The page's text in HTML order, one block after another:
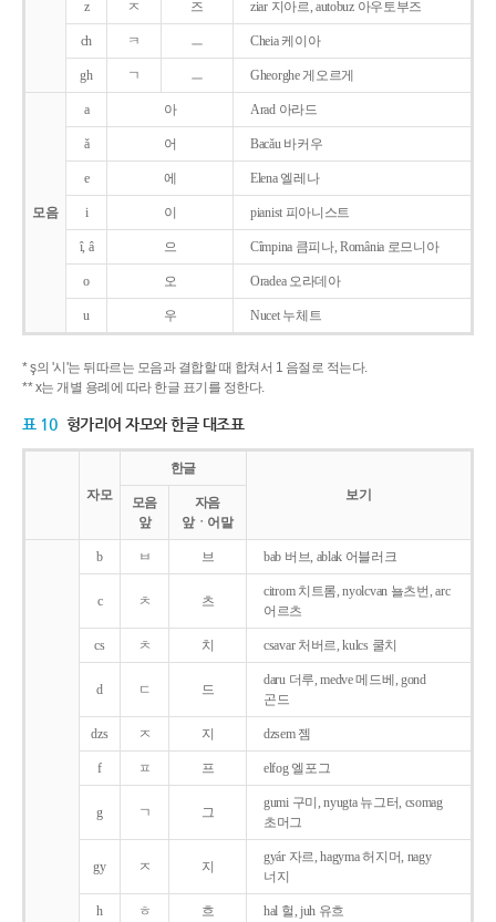
z ㅈ 즈 ziar 지아르, autobuz 아우토부즈
ch ㅋ ㅡ Cheia 케이아
gh ㄱ ㅡ Gheorghe 게오르게
모음
a 아 Arad 아라드
ǎ 어 Bacǎu 바커우
e 에 Elena 엘레나
i 이 pianist 피아니스트
î, â 으 Cîmpina 큼피나, România 로므니아
o 오 Oradea 오라데아
u 우 Nucet 누체트
* ş의 '시'는 뒤따르는 모음과 결합할 때 합쳐서 1 음절로 적는다.
** x는 개별 용례에 따라 한글 표기를 정한다.
표 10 헝가리어 자모와 한글 대조표
자모
한글
보기
모음
앞
자음
앞ㆍ어말
b ㅂ 브 bab 버브, ablak 어블러크
c ㅊ 츠
citrom 치트롬, nyolcvan 뇰츠번, arc
어르츠
cs ㅊ 치 csavar 처버르, kulcs 쿨치
d ㄷ 드
daru 더루, medve 메드베, gond
곤드
dzs ㅈ 지 dzsem 젬
f ㅍ 프 elfog 엘포그
g ㄱ 그
gumi 구미, nyugta 뉴그터, csomag
초머그
gy ㅈ 지
gyár 자르, hagyma 허지머, nagy
너지
h ㅎ 흐 hal 헐, juh 유흐